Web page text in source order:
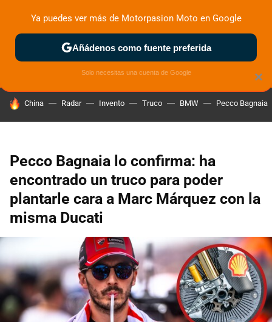
ZONA DE PRUEBAS DEPORTIVAS MOTOS ELÉCTRICAS
HOY SE HABLA DE
China Radar Invento Truco BMW Pecco Bagnaia
Pecco Bagnaia lo confirma: ha
encontrado un truco para poder
plantarle cara a Marc Márquez con la
misma Ducati
×
Ya puedes ver más de Motorpasion Moto en Google
Añádenos como fuente preferida
Solo necesitas una cuenta de Google